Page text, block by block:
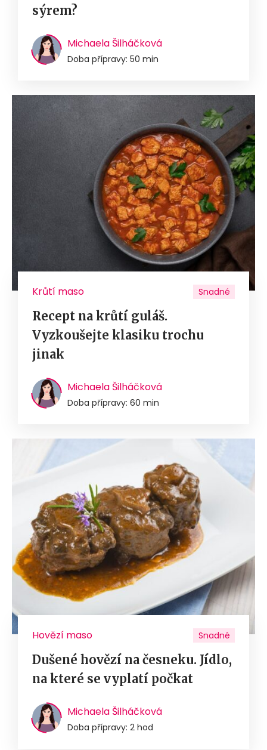
sýrem?
Michaela Šilháčková
Doba přípravy: 50 min
Krůtí maso Snadné
Recept na krůtí guláš.
Vyzkoušejte klasiku trochu
jinak
Michaela Šilháčková
Doba přípravy: 60 min
Hovězí maso Snadné
Dušené hovězí na česneku. Jídlo,
na které se vyplatí počkat
Michaela Šilháčková
Doba přípravy: 2 hod